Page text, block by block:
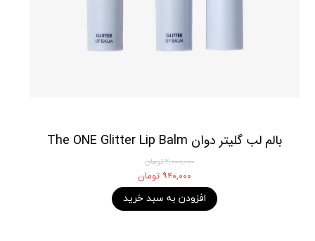
بالم لب گلیتر دوان The ONE Glitter Lip Balm
۲,۰۰۰,۰۰۰ تومان
۹۴۰,۰۰۰ تومان
افزودن به سبد خرید